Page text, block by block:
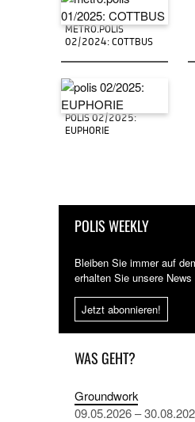
METRO.POLIS
02/2024: COTTBUS
POLIS 02/2025:
EUPHORIE
POLIS WEEKLY
Bleiben Sie immer auf
erhalten Sie unsere
Jetzt abonnieren!
WAS GEHT?
Groundwork
09.05.2026 –